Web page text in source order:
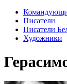
Писатели
Писатели
Художники